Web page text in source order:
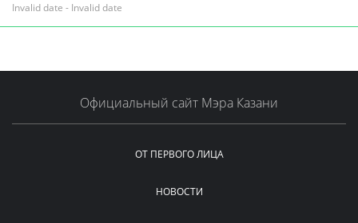
Invalid date - Invalid date
Официальный сайт Мэра Казани
ОТ ПЕРВОГО ЛИЦА
НОВОСТИ